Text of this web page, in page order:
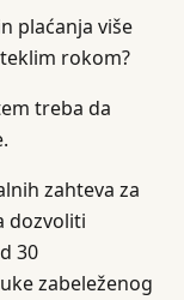
"N/A"]
on answers 1-2.]
plaćanja više
rokom?
treba da
zahteva za
dozvoliti
30
zabeleženog